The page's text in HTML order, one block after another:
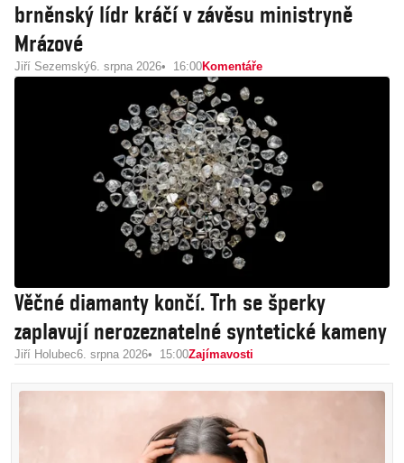
brněnský lídr kráčí v závěsu ministryně
Mrázové
Jiří Sezemský6. srpna 2026 16:00Komentáře
Věčné diamanty končí. Trh se šperky
zaplavují nerozeznatelné syntetické kameny
Jiří Holubec6. srpna 2026 15:00Zajímavosti